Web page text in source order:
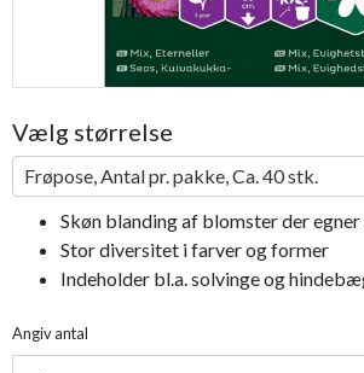
Vælg størrelse
Frøpose, Antal pr. pakke, Ca. 40 stk.
Skøn blanding af blomster der
Stor diversitet i farver og former
Indeholder bl.a. solvinge og
Angiv antal